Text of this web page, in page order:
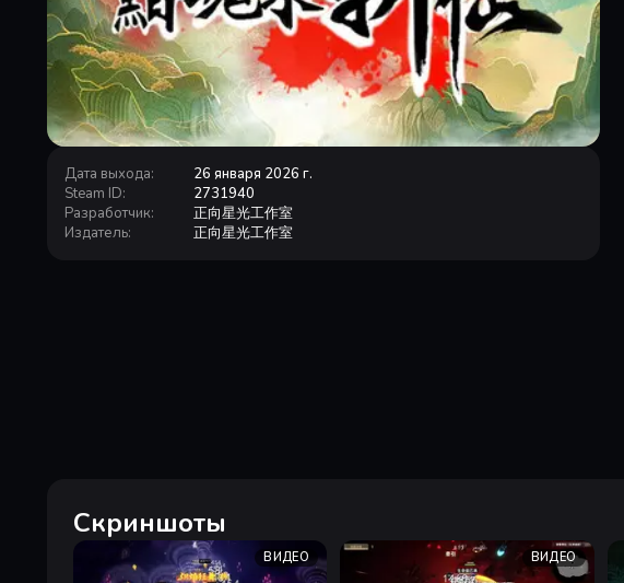
Дата выхода:
26 января 2026 г.
Steam ID:
2731940
Разработчик:
正向星光工作室
Издатель: 正向星光工作室
Скриншоты
ВИДЕО ВИДЕО